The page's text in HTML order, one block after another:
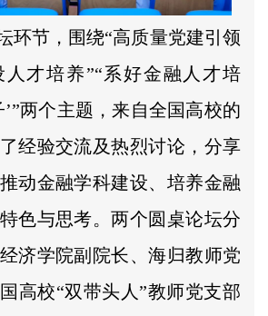
环节，围绕“高质量党建引领
才培养”“系好金融人才培
’”两个主题，来自全国高校的
经验交流及热烈讨论，分享
动金融学科建设、培养金融
色与思考。两个圆桌论坛分
济学院副院长、海归教师党
高校“双带头人”教师党支部